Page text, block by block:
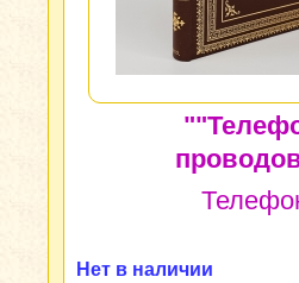
Нет в наличии